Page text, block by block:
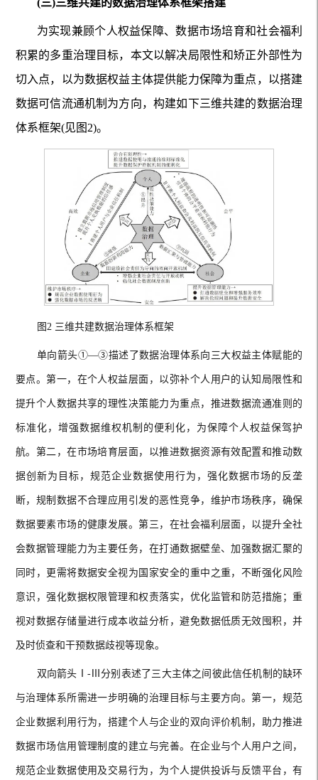
(三)三维共建的数据治理体系框架搭建
为实现兼顾个人权益保障、数据市场培育和社会福利
积累的多重治理目标，本文以解决局限性和矫正外部性为
切入点，以为数据权益主体提供能力保障为重点，以搭建
数据可信流通机制为方向，构建如下三维共建的数据治理
体系框架(见图2)。
图2 三维共建数据治理体系框架
单向箭头①—③描述了数据治理体系向三大权益主体赋能的
要点。第一，在个人权益层面，以弥补个人用户的认知局限性和
提升个人数据共享的理性决策能力为重点，推进数据流通准则的
标准化，增强数据维权机制的便利化，为保障个人权益保驾护
航。第二，在市场培育层面，以推进数据资源有效配置和推动数
据创新为目标，规范企业数据使用行为，强化数据市场的反垄
断，规制数据不合理应用引发的恶性竞争，维护市场秩序，确保
数据要素市场的健康发展。第三，在社会福利层面，以提升全社
会数据管理能力为主要任务，在打通数据壁垒、加强数据汇聚的
同时，更需将数据安全视为国家安全的重中之重，不断强化风险
意识，强化数据权限管理和权责落实，优化监管和防范措施；重
视对数据存储量进行成本收益分析，避免数据低质无效囤积，并
及时侦查和干预数据歧视等现象。
双向箭头Ⅰ-Ⅲ分别表述了三大主体之间彼此信任机制的缺环
与治理体系所需进一步明确的治理目标与主要方向。第一，规范
企业数据利用行为，搭建个人与企业的双向评价机制，助力推进
数据市场信用管理制度的建立与完善。在企业与个人用户之间，
规范企业数据使用及交易行为，为个人提供投诉与反馈平台，有